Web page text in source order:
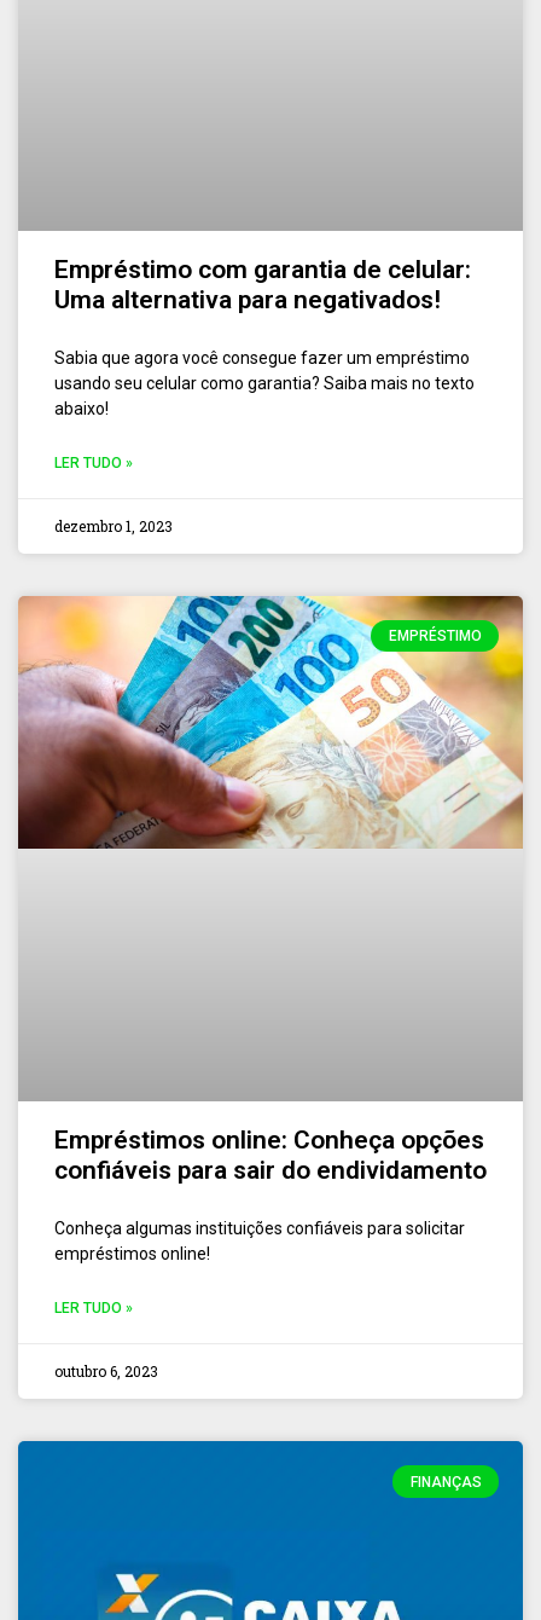
Empréstimo com garantia de celular:
Uma alternativa para negativados!
Sabia que agora você consegue fazer um empréstimo
usando seu celular como garantia? Saiba mais no texto
abaixo!
LER TUDO »
dezembro 1, 2023
EMPRÉSTIMO
Empréstimos online: Conheça opções
confiáveis para sair do endividamento
Conheça algumas instituições confiáveis para solicitar
empréstimos online!
LER TUDO »
outubro 6, 2023
FINANÇAS